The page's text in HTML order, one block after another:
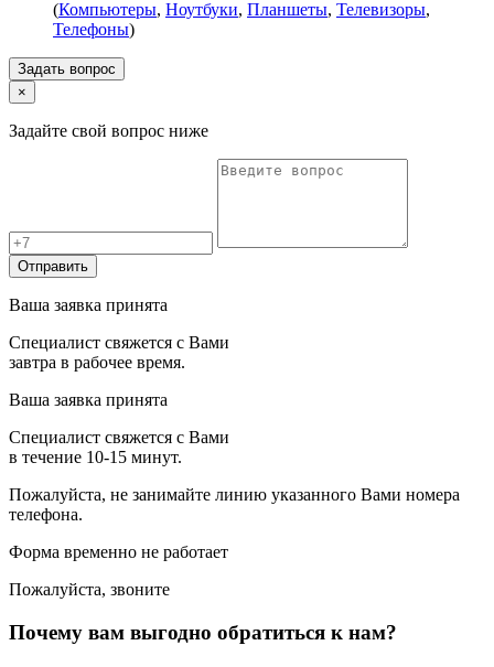
(Компьютеры, Ноутбуки, Планшеты, Телевизоры,
Телефоны)
Задать вопрос
×
Задайте свой вопрос ниже
Отправить
Ваша заявка принята
Специалист свяжется с Вами
завтра в рабочее время.
Ваша заявка принята
Специалист свяжется с Вами
в течение 10-15 минут.
Пожалуйста, не занимайте линию указанного Вами номера
телефона.
Форма временно не работает
Пожалуйста, звоните
Почему вам выгодно обратиться к нам?